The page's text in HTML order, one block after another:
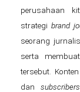
perusahaan
strategibrand
seorang
serta
tersebut.
dan